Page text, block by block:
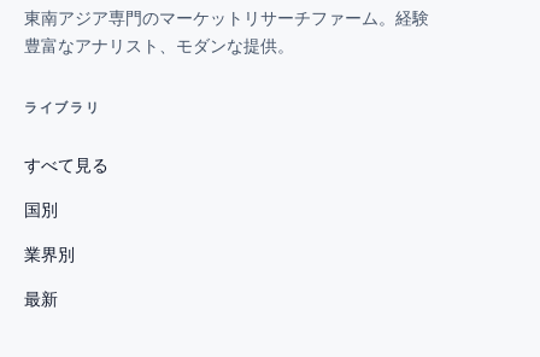
東南アジア専門のマーケットリサーチファーム。経験
豊富なアナリスト、モダンな提供。
ライブラリ
すべて見る
国別
業界別
最新